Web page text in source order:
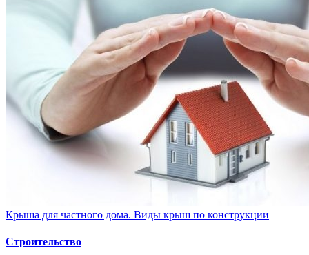
Крыша для частного дома. Виды крыш по конструкции
Строительство